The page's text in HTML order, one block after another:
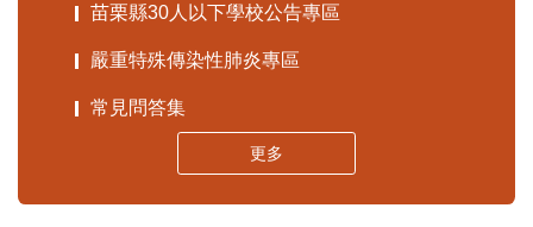
苗栗縣30人以下學校公告專區
嚴重特殊傳染性肺炎專區
常見問答集
更多